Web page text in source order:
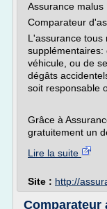
Assurance malus
Comparateur
L'assurance tous
supplémentaires:
véhicule, ou de
dégâts
soit responsable
Grâce à
gratuitement un
Lire la suite
Site : http://
Comparateur